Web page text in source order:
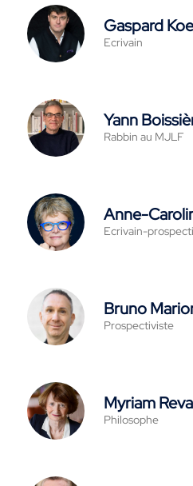
Gaspard
Ecrivain
Yann
Rabbin au MJLF
Anne-
Ecrivain-
Bruno
Prospectiviste
Myriam
Philosophe